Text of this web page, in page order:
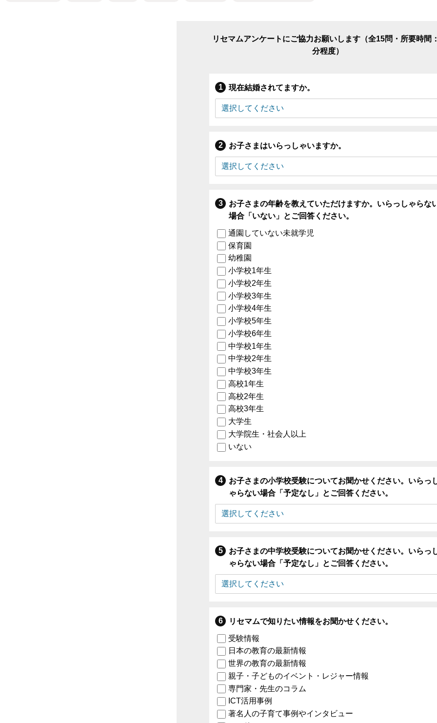
リセマムアンケートにご協力お願いします（全15問・所要時間
分程度）
現在結婚されてますか。
お子さまはいらっしゃいますか。
お子さまの年齢を教えていただけますか。いらっしゃらな
場合「いない」とご回答ください。
通園していない未就学児
保育園
幼稚園
小学校1年生
小学校2年生
小学校3年生
小学校4年生
小学校5年生
小学校6年生
中学校1年生
中学校2年生
中学校3年生
高校1年生
高校2年生
高校3年生
大学生
大学院生・社会人以上
いない
お子さまの小学校受験についてお聞かせください。いらっ
ゃらない場合「予定なし」とご回答ください。
お子さまの中学校受験についてお聞かせください。いらっ
ゃらない場合「予定なし」とご回答ください。
リセマムで知りたい情報をお聞かせください。
受験情報
日本の教育の最新情報
世界の教育の最新情報
親子・子どものイベント・レジャー情報
専門家・先生のコラム
ICT活用事例
著名人の子育て事例やインタビュー